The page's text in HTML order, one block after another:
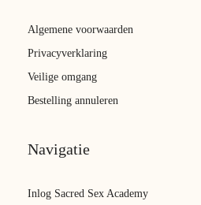
Algemene voorwaarden
Privacyverklaring
Veilige omgang
Bestelling annuleren
Navigatie
Inlog Sacred Sex Academy